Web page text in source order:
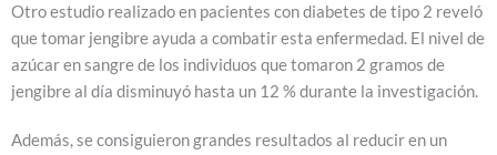
Otro estudio realizado en pacientes con diabetes de tipo 2 reveló
que tomar jengibre ayuda a combatir esta enfermedad. El nivel de
azúcar en sangre de los individuos que tomaron 2 gramos de
jengibre al día disminuyó hasta un 12 % durante la investigación.
Además, se consiguieron grandes resultados al reducir en un